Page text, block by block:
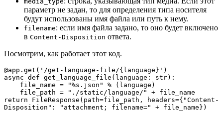
параметр не задан, то для определения типа носителя
будут использованы имя файла или путь к нему.
filename: если имя файла задано, то оно будет включено
в Content-Disposition ответа.
Посмотрим, как работает этот код.
@app.get('/get-language-file/{language}')
async def get_language_file(language: str):
return FileResponse(path=file_path, headers={"Content-
Disposition": "attachment; filename=" + file_name})